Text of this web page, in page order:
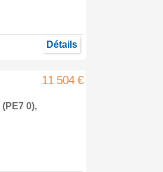
Détails
11 504 €
(PE7 0),